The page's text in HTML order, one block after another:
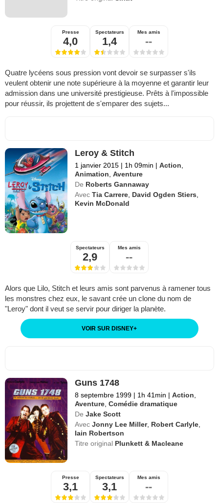
Presse
4,0
Spectateurs
1,4
Mes amis
--
Quatre lycéens sous pression vont devoir se surpasser s'ils
veulent obtenir une note supérieure à la moyenne et garantir leur
admission dans une université prestigieuse. Prêts à l'impossible
pour réussir, ils projettent de s'emparer des sujets...
Leroy & Stitch
1 janvier 2015 | 1h 09min | Action,
Animation,Aventure
De Roberts Gannaway
Avec Tia Carrere, David Ogden Stiers,
Kevin McDonald
Spectateurs
2,9
Mes amis
--
Alors que Lilo, Stitch et leurs amis sont parvenus à ramener tous
les monstres chez eux, le savant crée un clone du nom de
"Leroy" dont il veut se servir pour diriger la planète.
VOIR SUR DISNEY+
Guns 1748
8 septembre 1999 | 1h 41min | Action
Aventure ,Comédie dramatique
De Jake Scott
Avec Jonny Lee Miller, Robert Carlyle
Iain Robertson
Titre original Plunkett & Macleane
Presse
3,1
Spectateurs
3,1
Mes amis
--